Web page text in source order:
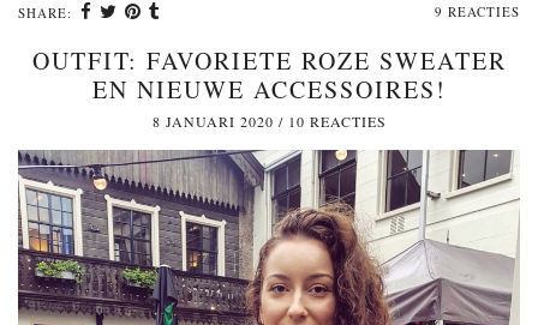
SHARE: 9 REACTIES
OUTFIT: FAVORIETE ROZE SWEATER
EN NIEUWE ACCESSOIRES!
8 JANUARI 2020 / 10 REACTIES